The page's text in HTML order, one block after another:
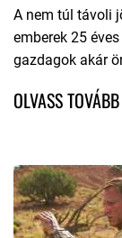
A nem túl távoli
emberek 25
gazdagok akár